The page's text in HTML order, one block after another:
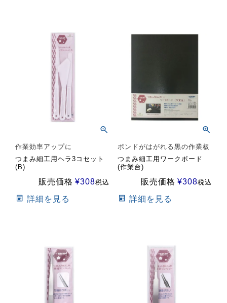
作業効率アップに
つまみ細工用ヘラ3コセット
(B)
販売価格 ¥308税込
詳細を見る
ボンドがはがれる黒の作業板
つまみ細工用ワークボード
(作業台)
販売価格 ¥308税込
詳細を見る